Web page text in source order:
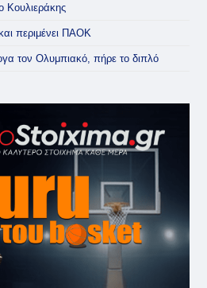
Κουλιεράκης
περιμένει ΠΑΟΚ
τον Ολυμπιακό, πήρε το διπλό